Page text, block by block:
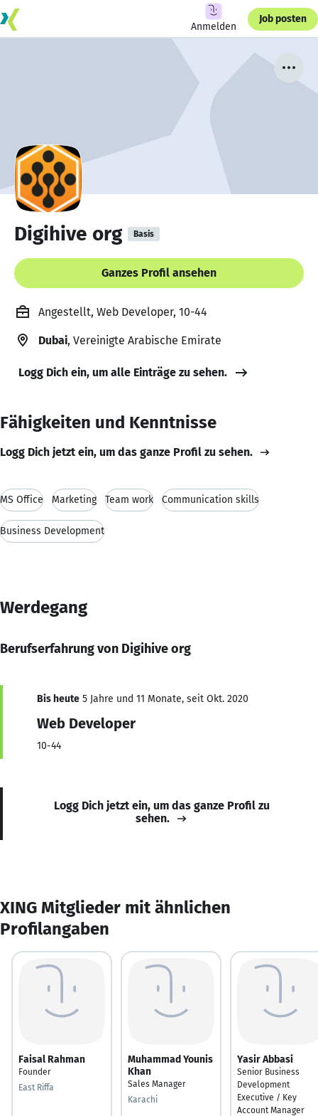
Anmelden
Job posten
Digihive org Basis
Ganzes Profil ansehen
Angestellt, Web Developer, 10-44
Dubai, Vereinigte Arabische Emirate
Logg Dich ein, um alle Einträge zu sehen.
Fähigkeiten und Kenntnisse
Logg Dich jetzt ein, um das ganze Profil zu sehen.
MS Office Marketing Team work Communication skills
Business Development
Werdegang
Berufserfahrung von Digihive org
Bis heute 5 Jahre und 11 Monate, seit Okt. 2020
Web Developer
10-44
Logg Dich jetzt ein, um das ganze Profil zu
sehen.
XING Mitglieder mit ähnlichen
Profilangaben
Faisal Rahman
Founder
East Riffa
Muhammad Younis
Khan
Sales Manager
Karachi
Yasir Abbasi
Senior Business
Development
Executive / Key
Account Manager